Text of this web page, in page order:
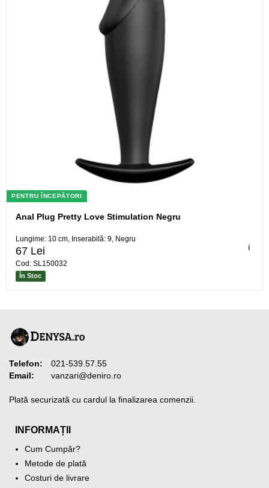
PENTRU ÎNCEPĂTORI
ℹ️
Anal Plug Pretty Love Stimulation Negru
Lungime: 10 cm, Inserabilă: 9, Negru
67 Lei
Cod: SL150032
În Stoc
Telefon:
021-539.57.55
Email:
vanzari@deniro.ro
Plată securizată cu cardul la finalizarea comenzii.
INFORMAȚII
Cum Cumpăr?
Metode de plată
Costuri de livrare